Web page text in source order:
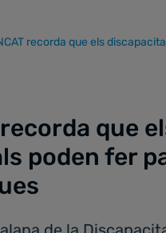
recorda que els
recorda que
poden fer